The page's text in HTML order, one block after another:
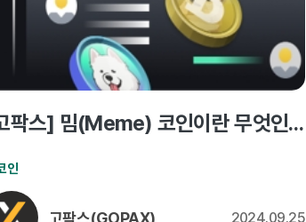
[고팍스] 밈(Meme) 코인이란 무엇인가요?
인
고팍스(GOPAX) 2024.09.25